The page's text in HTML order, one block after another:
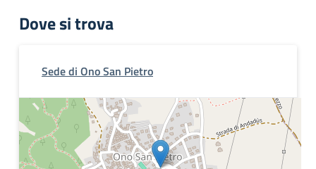
Dove si trova
Sede di Ono San Pietro